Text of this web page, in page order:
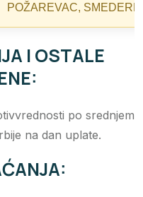
POŽAREVAC,
I OSTALE
po srednjem
na dan uplate.